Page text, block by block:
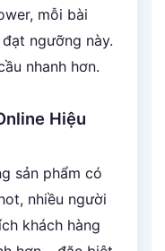
mỗi bài
ngưỡng này.
nhanh hơn.
Hiệu
sản phẩm có
nhiều người
khách hàng